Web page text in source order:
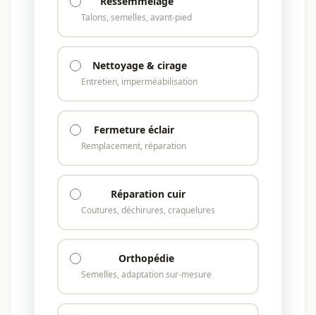
Talons, semelles, avant-pied
Nettoyage & cirage
Entretien, imperméabilisation
Fermeture éclair
Remplacement, réparation
Réparation cuir
Coutures, déchirures, craquelures
Orthopédie
Semelles, adaptation sur-mesure